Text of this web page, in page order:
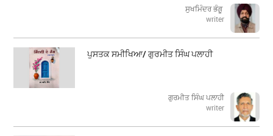
ਸੁਖਮਿੰਦਰ ਭੰਗੂ
writer
ਪੁਸਤਕ ਸਮੀਖਿਆ/ ਗੁਰਮੀਤ ਸਿੰਘ ਪਲਾਹੀ
ਗੁਰਮੀਤ ਸਿੰਘ ਪਲਾਹੀ
writer